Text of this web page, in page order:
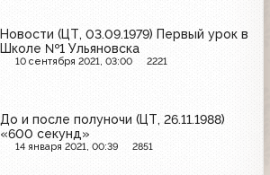
Новости (ЦТ, 03.09.1979) Первый урок в
Школе №1 Ульяновска
10 сентября 2021, 03:00 2221
До и после полуночи (ЦТ, 26.11.1988)
«600 секунд»
14 января 2021, 00:39 2851